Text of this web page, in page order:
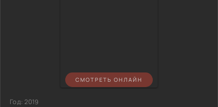
СМОТРЕТЬ ОНЛАЙН
Год:2019